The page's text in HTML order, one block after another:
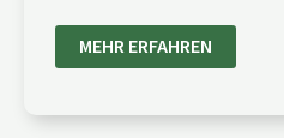
MEHR ERFAHREN